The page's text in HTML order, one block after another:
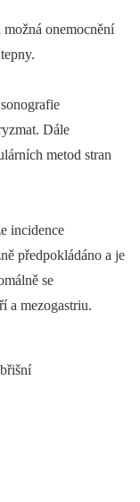
onemocnění
Dále
metod stran
incidence
předpokládáno a je
se
a mezogastriu.